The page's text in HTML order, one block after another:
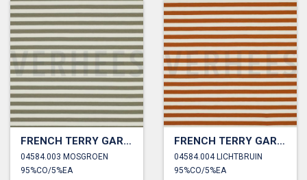
FRENCH TERRY GARENGEVERFD STREPEN
04584.003 MOSGROEN
95%CO/5%EA
FRENCH TERRY GARENGEVERFD STREPEN
04584.004 LICHTBRUIN
95%CO/5%EA